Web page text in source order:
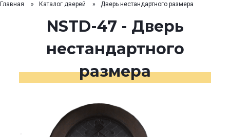
Главная Каталог дверей Дверь нестандартного размера
NSTD-47 - Дверь
нестандартного
размера